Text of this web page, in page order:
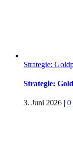
Strategie:
Strategie:
3. Juni 2026 | 0